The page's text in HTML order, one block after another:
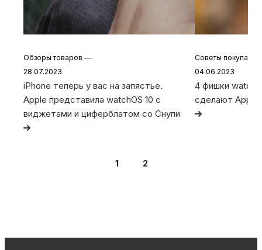
Обзоры товаров —
28.07.2023
iPhone теперь у вас на запястье.
Apple представила watchOS 10 с
виджетами и циферблатом со Снупи
Советы
04.06.2023
4 фишки
сделают Apple
1 2